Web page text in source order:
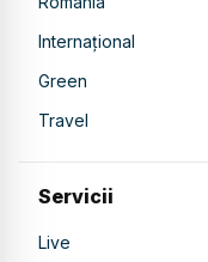
Internațional
Green
Travel
Servicii
Live